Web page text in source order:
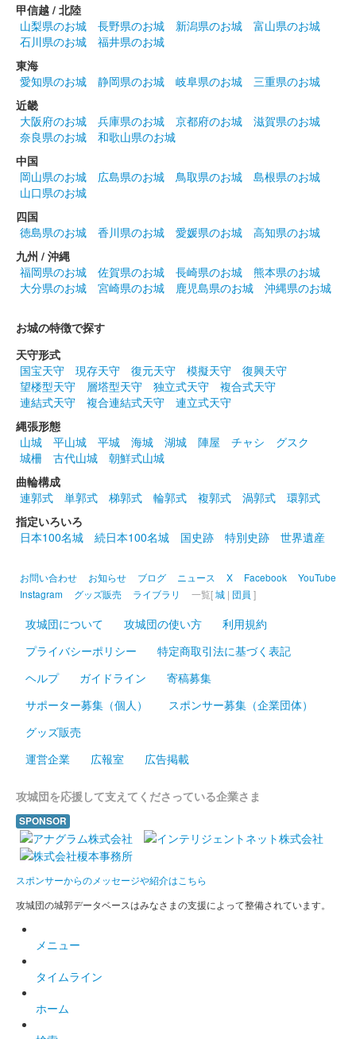
甲信越 / 北陸
山梨県のお城
長野県のお城 新潟県のお城
富山県のお城
石川県のお城
福井県のお城
東海
愛知県のお城
静岡県のお城 岐阜県のお城
三重県のお城
近畿
大阪府のお城
兵庫県のお城 京都府のお城
滋賀県のお城
奈良県のお城
和歌山県のお城
中国
岡山県のお城
広島県のお城 鳥取県のお城
島根県のお城
山口県のお城
四国
徳島県のお城
香川県のお城 愛媛県のお城
高知県のお城
九州 / 沖縄
福岡県のお城
佐賀県のお城 長崎県のお城
熊本県のお城
大分県のお城
宮崎県のお城 鹿児島県のお城 沖縄県のお城
お城の特徴で探す
天守形式
国宝天守
現存天守 復元天守 模擬天守
復興天守
望楼型天守
層塔型天守 独立式天守
複合式天守
連結式天守
複合連結式天守
連立式天守
縄張形態
山城
平山城 平城 海城 湖城 陣屋 チャシ
グスク
城柵
古代山城
朝鮮式山城
曲輪構成
連郭式
単郭式 梯郭式 輪郭式 複郭式 渦郭式
環郭式
指定いろいろ
日本100名城
続日本100名城 国史跡 特別史跡 世界遺産
お問い合わせ お知らせ ブログ ニュース X Facebook
YouTube
Instagram
グッズ販売 ライブラリ 一覧[城 | 団員 ]
攻城団について 攻城団の使い方
利用規約
プライバシーポリシー
特定商取引法に基づく表記
ヘルプ
ガイドライン
寄稿募集
サポーター募集（個人）
スポンサー募集（企業団体）
グッズ販売
運営企業
広報室 広告掲載
攻城団を応援して支えてくださっている企業さま
SPONSOR
スポンサーからのメッセージや紹介はこちら
攻城団の城郭データベースはみなさまの支援によって整備されています。
メニュー
タイムライン
ホーム